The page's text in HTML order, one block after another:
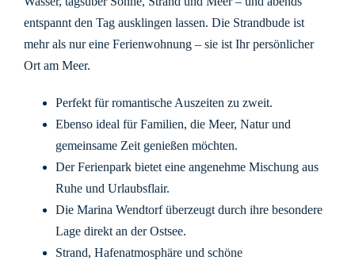
entspannt den Tag ausklingen lassen. Die Strandbude ist
mehr als nur eine Ferienwohnung – sie ist Ihr persönlicher
Ort am Meer.
Perfekt für romantische Auszeiten zu zweit.
Ebenso ideal für Familien, die Meer, Natur und
gemeinsame Zeit genießen möchten.
Der Ferienpark bietet eine angenehme Mischung aus
Ruhe und Urlaubsflair.
Die Marina Wendtorf überzeugt durch ihre besondere
Lage direkt an der Ostsee.
Strand, Hafenatmosphäre und schöne